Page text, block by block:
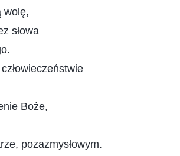
wolę,
słowa
Boże,
pozazmysłowym.